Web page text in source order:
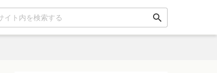
search